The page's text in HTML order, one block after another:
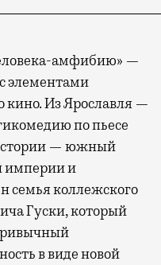
амфибию» —
элементами
кино. Из Ярославля —
по пьесе
— южный
империи и
семья коллежского
Гуски, который
в виде новой